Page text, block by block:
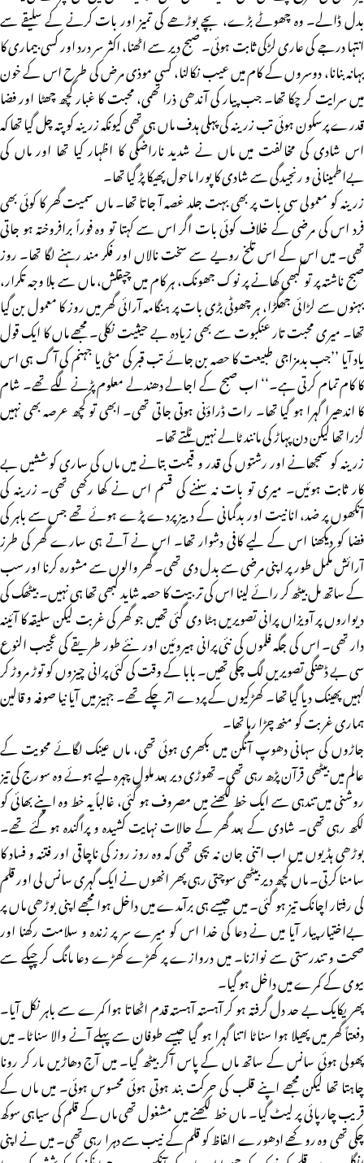
بدل ڈالے۔ وہ چھوٹے بڑے، بچے بوڑھے کی تمیز اور بات کرنے کے سلیقے سے
انتہا درجے کی عاری لڑکی ثابت ہوئی۔ صبح دیر سے اٹھنا، اکثر سر درد اور کسی بیماری کا
بہانہ بنانا، دوسروں کے کام میں عیب نکالنا، کسی موذی مرض کی طرح اس کے خون
میں سرایت کر چکا تھا۔ جب پیار کی آندھی ذرا تھمی، محبت کا غبار کچھ چھٹا اور فضا
قدرے پرسکون ہوئی تب زرینہ کی پہلی ہدف ماں ہی تھی کیونکہ زرینہ کو پتہ چل گیا تھا کہ
اس شادی کی مخالفت میں ماں نے شدید ناراضگی کا اظہار کیا تھا اور ماں کی
بےاطمینانی و رنجیدگی سے شادی کا پورا ماحول پھیکا پڑ گیا تھا۔
زرینہ کو معمولی سی بات پر بھی بہت جلد غصہ آ جاتا تھا۔ ماں سمیت گھر کا کوئی بھی
فرد اس کی مرضی کے خلاف کوئی بات اگر اس سے کہتا تو وہ فوراً برافروختہ ہو جاتی
تھی۔ میں اس کے اس تلخ رویے سے سخت نالاں اور فکر مند رہنے لگا تھا۔ روز
صبح ناشتہ پر تو کبھی کھانے پر نوک جھونک، ہر کام میں چپقلش، ماں سے بلا وجہ تکرار،
بہنوں سے لڑائی جھگڑا، ہر چھوٹی بڑی بات پر ہنگامہ آرائی گھر میں روز کا معمول بن گیا
تھا۔ میری محبت تار عنکبوت سے بھی زیادہ بے حیثیت نکلی۔ مجھے ماں کا ایک قول
یاد آیا ’’جب بدمزاجی طبیعت کا حصہ بن جائے تب قبر کی مٹی یا جہنم کی آگ ہی اس
کا کام تمام کرتی ہے۔‘‘ اب صبح کے اجالے دھندلے معلوم پڑنے لگے تھے۔ شام
کا اندھیرا گہرا ہو گیا تھا۔ رات ڈراؤنی ہوتی جاتی تھی۔ ابھی تو کچھ عرصہ بھی نہیں
گزرا تھا لیکن دن پہاڑ کی مانند ٹالے نہیں ٹلتے تھا۔
زرینہ کو سمجھانے اور رشتوں کی قدر و قیمت بتانے میں ماں کی ساری کوششیں بے
کار ثابت ہوئیں۔ میری تو بات نہ سننے کی قسم اس نے کھا رکھی تھی۔ زرینہ کی
آنکھوں پر ضد، انانیت اور بدگمانی کے دبیز پردے پڑے ہوئے تھے جس سے باہر کی
فضا کو دیکھنا اس کے لیے کافی دشوار تھا۔ اس نے آتے ہی سارے گھر کی طرز
آرائش مکمل طور پر اپنی مرضی سے بدل دی تھی۔ گھر والوں سے مشورہ کرنا اور سب
کے ساتھ مل بیٹھ کر رائے لینا اس کی تربیت کا حصہ شاید کبھی تھا ہی نہیں۔ بیٹھک کی
دیواروں پر آویزاں پرانی تصویریں ہٹا دی گئی تھیں جو گھر کی غربت لیکن سلیقہ کا آئینہ
دار تھی۔ اس کی جگہ فلموں کی نئی پرانی ہیروئین اور نئے طور طریقے کی عجیب النوع
سی بے ڈھنگی تصویریں لگ چکی تھیں۔ بابا کے وقت کی کئی پرانی چیزوں کو توڑ مروڑ کر
کہیں پھینک دیا گیا تھا۔ کھڑکیوں کے پردے اتر چکے تھے۔ جہیز میں آیا نیا صوفہ و قالین
ہماری غربت کو منھ چڑا رہا تھا۔
جاڑوں کی سہانی دھوپ آنگن میں بکھری ہوئی تھی، ماں عینک لگائے محویت کے
عالم میں بیٹھی قرآن پڑھ رہی تھی۔ تھوڑی دیر بعد ملول چہرہ لیے ہوئے وہ سورج کی تیز
روشنی میں تندہی سے ایک خط لکھنے میں مصروف ہو گئی، غالباً یہ خط وہ اپنے بھائی کو
لکھ رہی تھی۔ شادی کے بعد گھر کے حالات نہایت کشیدہ و پراگندہ ہو گئے تھے۔
بوڑھی ہڈیوں میں اب اتنی جان نہ بچی تھی کہ وہ روز روز کی ناچاقی اور فتنہ و فساد کا
سامنا کرتی۔ ماں کچھ دیر بیٹھی سوچتی رہی پھر انھوں نے ایک گہری سانس لی اور قلم
کی رفتار اچانک تیز ہو گئی۔ میں جیسے ہی برآمدے میں داخل ہوا مجھے اپنی بوڑھی ماں پر
بےاختیار پیار آیا میں نے دعا کی خدا اس کو میرے سر پر زندہ و سلامت رکھنا اور
صحت و تندرستی سے نوازنا۔ میں دروازے پر کھڑے کھڑے دعا مانگ کر چپکے سے
بیوی کے کمرے میں داخل ہو گیا۔
پھر یکایک بے حد دل گرفتہ ہو کر آہستہ آہستہ قدم اٹھاتا ہوا کمرے سے باہر نکل آیا۔
دفعتاً گھر میں پھیلا ہوا سناٹا اتنا گہرا ہو گیا جیسے طوفان سے پہلے آنے والا سناٹا۔ میں
پھولی ہوئی سانس کے ساتھ ماں کے پاس آکر بیٹھ گیا۔ میں آج دھاڑیں مار کر رونا
چاہتا تھا لیکن مجھے اپنے قلب کی حرکت بند ہوتی ہوئی محسوس ہوئی۔ میں ماں کے
قریب چارپائی پر لیٹ گیا۔ ماں خط لکھنے میں مشغول تھی ماں کے قلم کی سیاہی سوکھ
چکی تھی وہ روکھے ادھورے الفاظ کو قلم کے نیب سے دہرا رہی تھی۔ میں نے اپنی